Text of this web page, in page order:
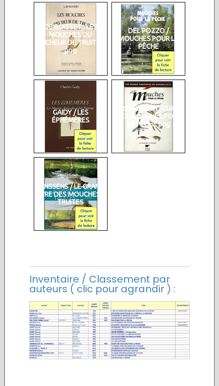
DE BOISSET : LES
MOUCHES DU
PÊCHEUR DE TRUITES
png
DEL POZZO /
MOUCHES POUR LA
PÊCHE
GAIDY / LES
ÉPHÉMÈRES
GREENHALGH : GUIDE
DES MOUCHES POUR
LA PÊCHE png
JANSSENS / LE GRAND
LIVRE DES MOUCHES À
TRUITES
Inventaire / Classement par
auteurs ( clic pour agrandir ) :